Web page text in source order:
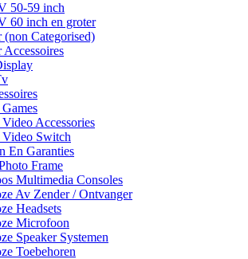
50-59 inch
60 inch en groter
Categorised)
Accessories
Switch
En Garanties
Frame
Multimedia Consoles
Av Zender / Ontvanger
Headsets
Microfoon
Speaker Systemen
Toebehoren